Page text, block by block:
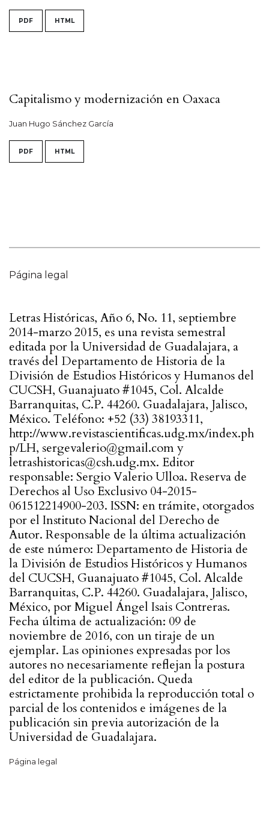
PDF HTML
Capitalismo y modernización en Oaxaca
Juan Hugo Sánchez García
PDF HTML
Página legal
Letras Históricas, Año 6, No. 11, septiembre
2014-marzo 2015, es una revista semestral
editada por la Universidad de Guadalajara, a
través del Departamento de Historia de la
División de Estudios Históricos y Humanos del
CUCSH, Guanajuato #1045, Col. Alcalde
Barranquitas, C.P. 44260. Guadalajara, Jalisco,
México. Teléfono: +52 (33) 38193311,
http://www.revistascientificas.udg.mx/index.ph
p/LH, sergevalerio@gmail.com y
letrashistoricas@csh.udg.mx. Editor
responsable: Sergio Valerio Ulloa. Reserva de
Derechos al Uso Exclusivo 04-2015-
061512214900-203. ISSN: en trámite, otorgados
por el Instituto Nacional del Derecho de
Autor. Responsable de la última actualización
de este número: Departamento de Historia de
la División de Estudios Históricos y Humanos
del CUCSH, Guanajuato #1045, Col. Alcalde
Barranquitas, C.P. 44260. Guadalajara, Jalisco,
México, por Miguel Ángel Isais Contreras.
Fecha última de actualización: 09 de
noviembre de 2016, con un tiraje de un
ejemplar. Las opiniones expresadas por los
autores no necesariamente reflejan la postura
del editor de la publicación. Queda
estrictamente prohibida la reproducción total o
parcial de los contenidos e imágenes de la
publicación sin previa autorización de la
Universidad de Guadalajara.
Página legal